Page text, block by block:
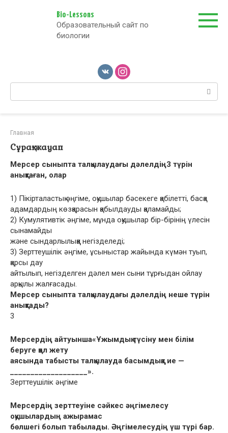
Bio-Lessons
Образовательный сайт по
биологии
Поиск:
Главная
Сұрақ-жауап
Мерсер сыныпта талқылаудағы дəлелдің3 түрін
анықтаған, олар
1) Пікірталастық əңгіме, оқушылар бəсекеге қабілетті, басқа
адамдардың көзқарасын қабылдауды қаламайды;
2) Кумулятивтік əңгіме, мұнда оқушылар бір-бірінің үлесін
сынамайды
жəне сындарлылыққа негізделеді;
3) Зерттеушілік əңгіме, ұсыныстар жайында күмəн туып,
қарсы дау
айтылып, негізделген дəлел мен сыни тұрғыдан ойлау
арқылы жалғасады.
Мерсер сыныпта талқылаудағы дəлелдің неше түрін
анықтады?
3
Мерсердің айтуынша«Ұжымдық түсіну мен білім
беруге қол жету
аясында табысты талқылауда басымдыққа ие —
___________________».
Зерттеушілік əңгіме
Мерсердің зерттеуіне сəйкес əңгімелесу
оқушылардың ажырамас
бөлшегі болып табылады. Əңгімелесудің үш түрі бар.